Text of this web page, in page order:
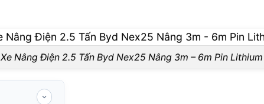
Xe Nâng Điện 2.5 Tấn Byd Nex25 Nâng 3m – 6m Pin Lithium